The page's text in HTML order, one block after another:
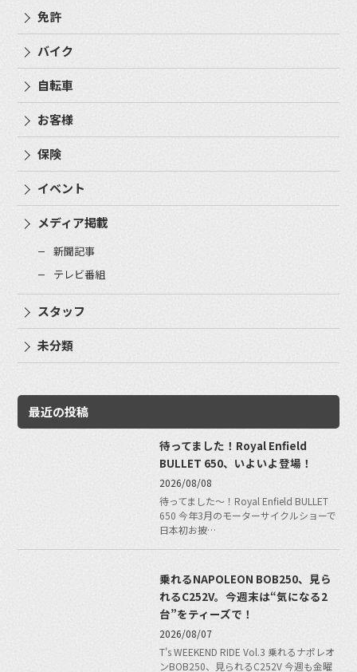
免許
バイク
自転車
お客様
保険
イベント
メディア掲載
新聞記事
テレビ番組
スタッフ
未分類
最近の投稿
待ってました！Royal Enfield
BULLET 650、いよいよ登場！
2026/08/08
待ってました〜！Royal Enfield BULLET
650 今年3月のモーターサイクルショーで
日本初お披…
乗れるNAPOLEON BOB250、見ら
れるC252V。今週末は“気になる2
台”をティーズで！
2026/08/07
T's WEEKEND RIDE Vol.3 乗れるナポレオ
ンBOB250、見られるC252V 今週も金曜